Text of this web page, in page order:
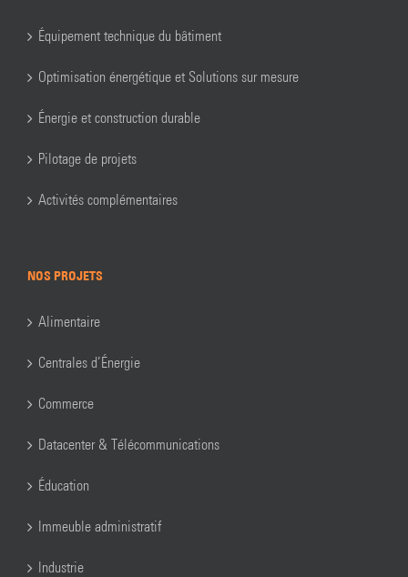
Équipement technique du bâtiment
Optimisation énergétique et Solutions sur mesure
Énergie et construction durable
Pilotage de projets
Activités complémentaires
NOS PROJETS
Alimentaire
Centrales d’Énergie
Commerce
Datacenter & Télécommunications
Éducation
Immeuble administratif
Industrie